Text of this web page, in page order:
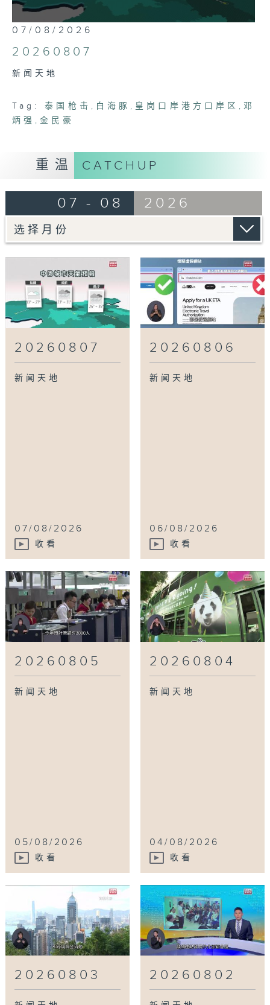
0
seconds
of
24
37
07/08/2026
20260807
新闻天地
Tag: 泰国枪击 , 白海豚 , 皇岗口岸港方口岸区 , 邓
炳强 ,金民豪
重温 CATCHUP
07 - 08 2026
20260807
新闻天地
07/08/2026
收看
20260806
新闻天地
06/08/2026
收看
20260805
新闻天地
05/08/2026
收看
20260804
新闻天地
04/08/2026
收看
20260803 20260802